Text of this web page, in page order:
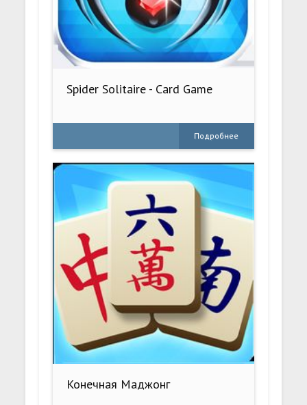
Spider Solitaire - Card Game
Подробнее
Конечная Маджонг